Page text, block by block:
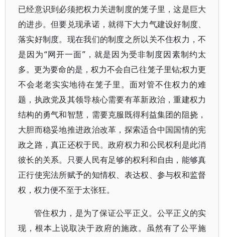
已经意识到必须把权力关进制度的笼子里，这是巨大
的进步。但要兑现承诺，就得下大力气建设好制度、
落实好制度。现在我们的制度之所以关不住权力，不
是因为“网开一面”，就是因为受非制度因素制约太
多。更为要命的是，权力不会自己往笼子里钻;权力更
不会老老实实地待在笼子里。面对管不住权力的难
题，执政党及其领导核心需要有革新政治，重建权力
结构的勇气和智慧，需要克服既得利益集团的阻挠，
大胆而稳妥地推进政治改革，探索适合中国国情的宪
政之路，真正还权于民。政府权力和公民权利是此消
彼长的关系。只要人民有足够的权利和自由，能够真
正行使宪法所赋予的知情权、表达权、参与权和监督
权，权力便不至于太张狂。
管住权力，是为了保证公平正义。公平正义的实
现，根本上说取决于政府的施政。虽然有了公平施